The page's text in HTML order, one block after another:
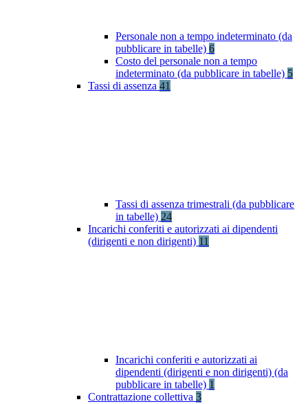
Personale non a tempo indeterminato (da
pubblicare in tabelle) 6
Costo del personale non a tempo
indeterminato (da pubblicare in tabelle) 5
Tassi di assenza 41
Tassi di assenza trimestrali (da pubblicare
in tabelle) 24
Incarichi conferiti e autorizzati ai dipendenti
(dirigenti e non dirigenti) 11
Incarichi conferiti e autorizzati ai
dipendenti (dirigenti e non dirigenti) (da
pubblicare in tabelle) 1
Contrattazione collettiva 3